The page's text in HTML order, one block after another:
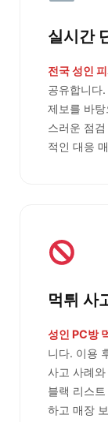
실시간
전국 성인
공유합니다
제보를 바
스러운 점
적인 대응
먹튀 사
성인 PC방
니다. 이용
사고 사례
블랙 리스
하고 매장